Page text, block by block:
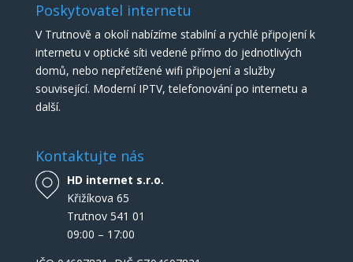
Poskytovatel internetu
V Trutnově a okolí nabízíme stabilní a rychlé připojení k
internetu v optické síti vedené přímo do jednotlivých
domů, nebo nepřetížené wifi připojení a služby
související. Moderní IPTV, telefonování po internetu a
další.
Kontaktujte nás
HD internet s.r.o.
Křižíkova 65
Trutnov 541 01
09:00 – 17:00